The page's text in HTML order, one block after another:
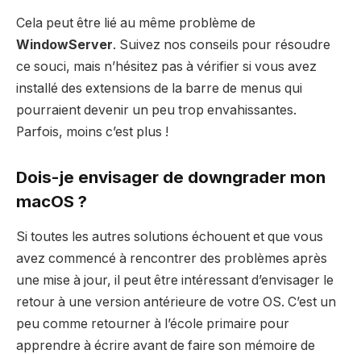
Cela peut être lié au même problème de
WindowServer. Suivez nos conseils pour résoudre
ce souci, mais n’hésitez pas à vérifier si vous avez
installé des extensions de la barre de menus qui
pourraient devenir un peu trop envahissantes.
Parfois, moins c’est plus !
Dois-je envisager de downgrader mon
macOS ?
Si toutes les autres solutions échouent et que vous
avez commencé à rencontrer des problèmes après
une mise à jour, il peut être intéressant d’envisager le
retour à une version antérieure de votre OS. C’est un
peu comme retourner à l’école primaire pour
apprendre à écrire avant de faire son mémoire de